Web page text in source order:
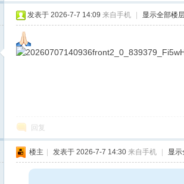
发表于 2026-7-7 14:09 来自手机 显示全部楼
回复
楼主 发表于 2026-7-7 14:30 来自手机 显